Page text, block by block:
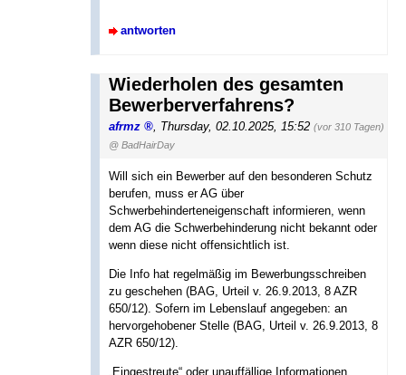
antworten
Wiederholen des gesamten
Bewerberverfahrens?
afrmz Thursday, 02.10.2025, 15:52 (vor 310 Tagen)
@ BadHairDay
Will sich ein Bewerber auf den besonderen Schutz
berufen, muss er AG über
Schwerbehinderteneigenschaft informieren, wenn
dem AG die Schwerbehinderung nicht bekannt oder
wenn diese nicht offensichtlich ist.
Die Info hat regelmäßig im Bewerbungsschreiben
zu geschehen (BAG, Urteil v. 26.9.2013, 8 AZR
650/12). Sofern im Lebenslauf angegeben: an
hervorgehobener Stelle (BAG, Urteil v. 26.9.2013, 8
AZR 650/12).
„Eingestreute“ oder unauffällige Informationen,